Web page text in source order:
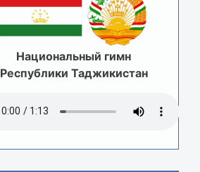
Национальный гимн
Республики Таджикистан